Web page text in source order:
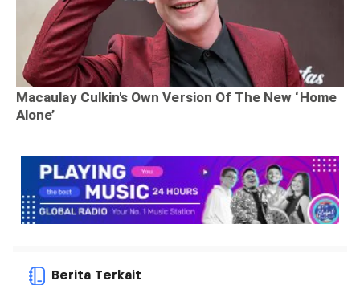
Berita Terkait